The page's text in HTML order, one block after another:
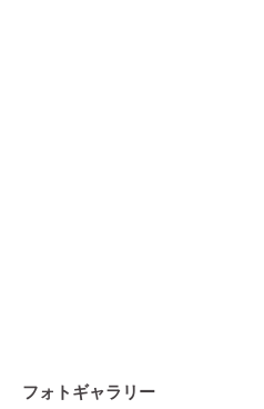
フォトギャラリー